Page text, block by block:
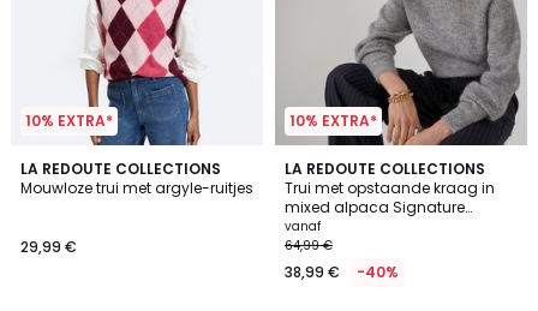
10% EXTRA*
LA REDOUTE COLLECTIONS
Mouwloze trui met argyle-ruitjes
29,99 €
10% EXTRA*
LA REDOUTE COLLECTIONS
Trui met opstaande kraag in
mixed alpaca Signature
ARISTIDE
vanaf
64,99 €
38,99 € -40%
4,2
/ 5
6
Kleuren